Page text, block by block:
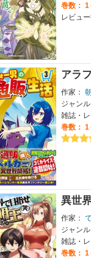
巻数： 1
レビュ
アラ
作家：
ジャンル
雑誌・レ
巻数： 1
異世
作家：
ジャンル
雑誌・レ
巻数： 1